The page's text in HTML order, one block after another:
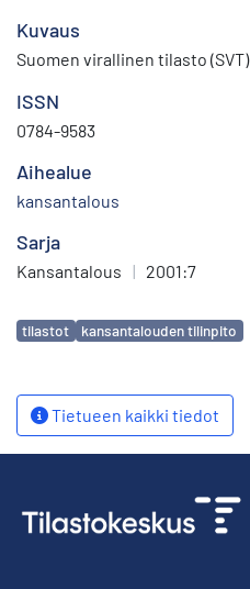
Kuvaus
Suomen virallinen tilasto (SVT)
ISSN
0784-9583
Aihealue
kansantalous
Sarja
Kansantalous | 2001:7
Avainsanat
tilastot kansantalouden tilinpito
Tietueen kaikki tiedot